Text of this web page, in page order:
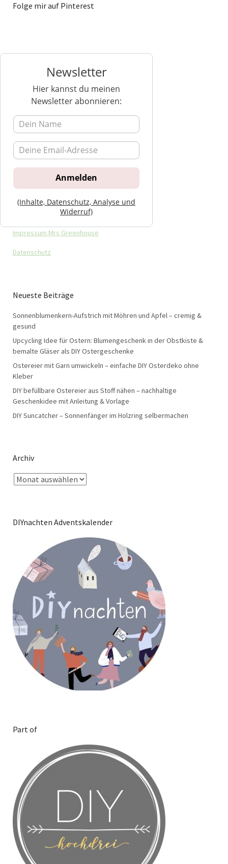
Folge mir auf Pinterest
Newsletter
Hier kannst du meinen
Newsletter abonnieren:
(Inhalte, Datenschutz, Analyse und
Widerruf)
Impressum Mrs Greenhouse
Datenschutz
Neueste Beiträge
Sonnenblumenkern-Aufstrich mit Möhren und Apfel – cremig &
gesund
Upcycling Idee für Ostern: Blumengeschenk in der Obstkiste &
bemalte Gläser als DIY Ostergeschenke
Ostereier mit Garn umwickeln – einfache DIY Osterdeko ohne
Kleber
DIY befüllbare Ostereier aus Stoff nähen – nachhaltige
Geschenkidee mit Anleitung & Vorlage
DIY Suncatcher – Sonnenfänger im Holzring selbermachen
Archiv
DIYnachten Adventskalender
Part of